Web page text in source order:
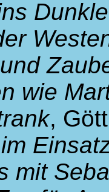
Dunkle
wie
,
mit